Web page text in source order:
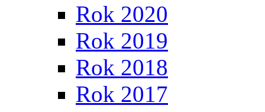
Rok 2020
Rok 2019
Rok 2018
Rok 2017